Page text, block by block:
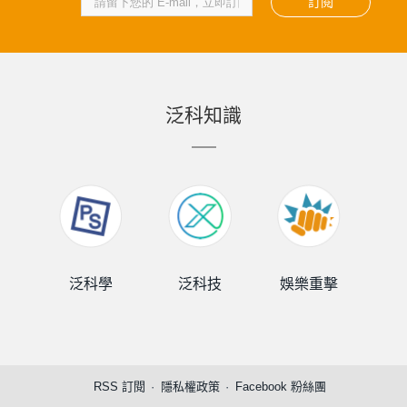
泛科知識
泛科學 泛科技 娛樂重擊
RSS 訂閱 隱私權政策 Facebook 粉絲團